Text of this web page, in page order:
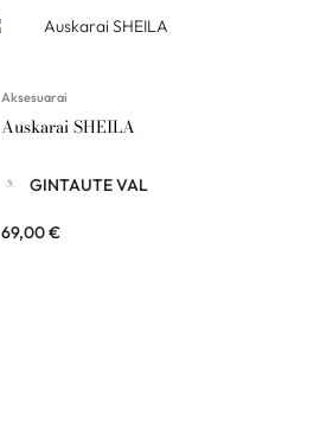
Aksesuarai
Auskarai SHEILA
GINTAUTE VAL
69,00€